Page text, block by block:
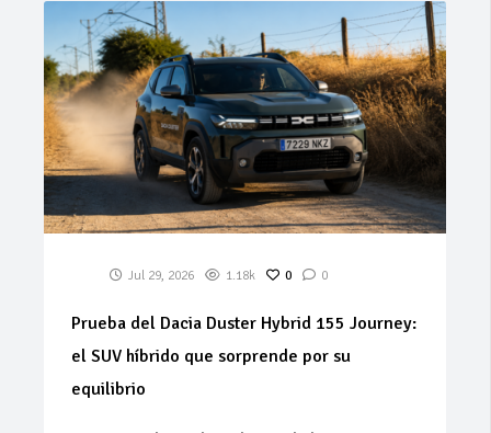
Jul 29, 2026 1.18k 0 0
Prueba del Dacia Duster Hybrid 155 Journey:
el SUV híbrido que sorprende por su
equilibrio